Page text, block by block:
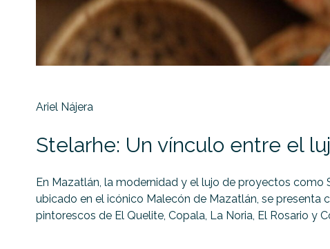
Ariel Nájera
Stelarhe: Un vínculo entre el
En Mazatlán, la modernidad y el lujo de proyectos
ubicado en el icónico Malecón de Mazatlán, se
pintorescos de El Quelite, Copala, La Noria, El Rosario y